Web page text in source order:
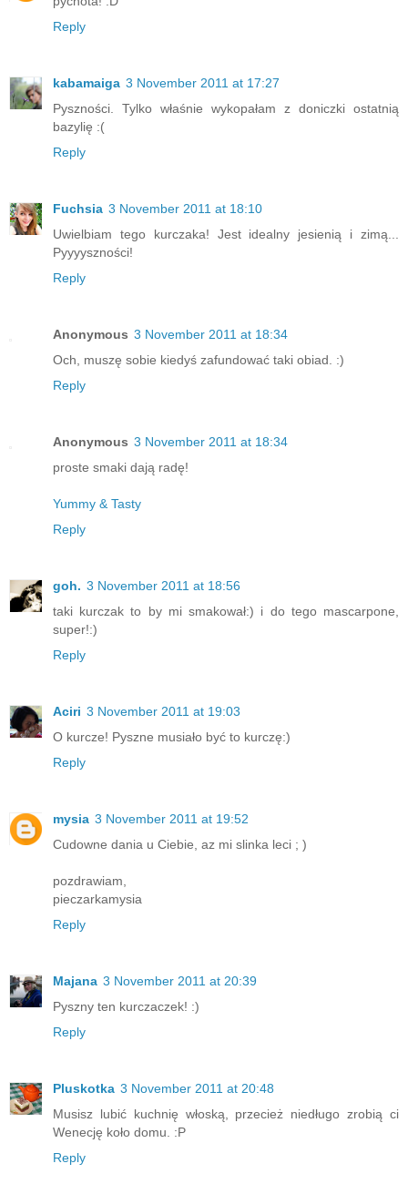
Reply
kabamaiga 3 November 2011 at 17:27
Pyszności. Tylko właśnie wykopałam z doniczki ostatnią
bazylię :(
Reply
Fuchsia 3 November 2011 at 18:10
Uwielbiam tego kurczaka! Jest idealny jesienią i zimą...
Pyyyyszności!
Reply
Anonymous 3 November 2011 at 18:34
Och, muszę sobie kiedyś zafundować taki obiad. :)
Reply
Anonymous 3 November 2011 at 18:34
proste smaki dają radę!
Yummy & Tasty
Reply
goh. 3 November 2011 at 18:56
taki kurczak to by mi smakował:) i do tego mascarpone,
super!:)
Reply
Aciri 3 November 2011 at 19:03
O kurcze! Pyszne musiało być to kurczę:)
Reply
mysia 3 November 2011 at 19:52
Cudowne dania u Ciebie, az mi slinka leci ; )
pozdrawiam,
pieczarkamysia
Reply
Majana 3 November 2011 at 20:39
Pyszny ten kurczaczek! :)
Reply
Pluskotka 3 November 2011 at 20:48
Musisz lubić kuchnię włoską, przecież niedługo zrobią ci
Wenecję koło domu. :P
Reply